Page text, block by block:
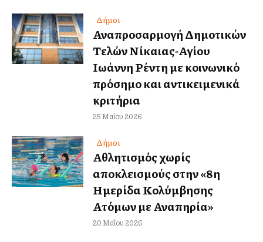
Δήμοι
Αναπροσαρμογή Δημοτικών
Τελών Νίκαιας-Αγίου
Ιωάννη Ρέντη με κοινωνικό
πρόσημο και αντικειμενικά
κριτήρια
25 Μαΐου 2026
Δήμοι
Αθλητισμός χωρίς
αποκλεισμούς στην «8η
Ημερίδα Κολύμβησης
Ατόμων με Αναπηρία»
20 Μαΐου 2026